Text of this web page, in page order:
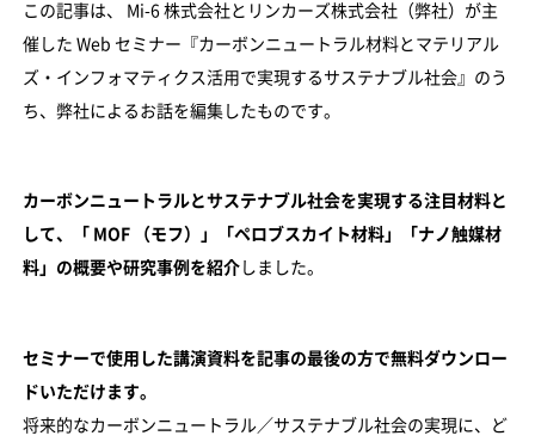
この記事は、 Mi-6 株式会社とリンカーズ株式会社（弊社）が主
催した Web セミナー『カーボンニュートラル材料とマテリアル
ズ・インフォマティクス活用で実現するサステナブル社会』のう
ち、弊社によるお話を編集したものです。
カーボンニュートラルとサステナブル社会を実現する注目材料と
して、「 MOF （モフ）」「ペロブスカイト材料」「ナノ触媒材
料」の概要や研究事例を紹介 しました。
セミナーで使用した講演資料を記事の最後の方で無料ダウンロー
ドいただけます。
将来的なカーボンニュートラル／サステナブル社会の実現に、ど